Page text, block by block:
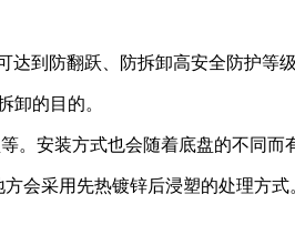
到防翻跃、防拆卸高安全防护等级
卸的目的。
。安装方式也会随着底盘的不同而
会采用先热镀锌后浸塑的处理方